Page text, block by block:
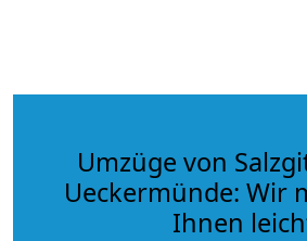
Umzüge von
Ueckermünde: Wir
Ihnen